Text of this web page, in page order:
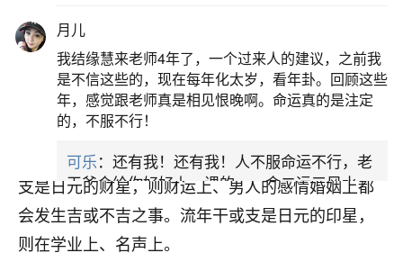
2、本命年过生日好吗
与此同时父母、兄弟姐妹、儿子女儿都会受到
影响，出现吉或不吉之事。二、流年干支与日元的
关系。流年干或支是日元的官星，则事业财运上，
或女人感情婚姻上会发生吉与不吉之事。流年干或
支是日元的财星，则财运上、男人的感情婚姻上都
会发生吉或不吉之事。流年干或支是日元的印星，
则在学业上、名声上。
月儿
我结缘慧来老师4年了，一个过来人的建议，之前我
是不信这些的，现在每年化太岁，看年卦。回顾这些
年，感觉跟老师真是相见恨晚啊。命运真的是注定
的，不服不行！
可乐：还有我！还有我！人不服命运不行，老
天爷会给你好好上一课的。一命二运三风水，
哪样不服都不行！
平安是福：我也是每年找老师化太岁，看年
卦，认识老师3年了，都是缘分啊！